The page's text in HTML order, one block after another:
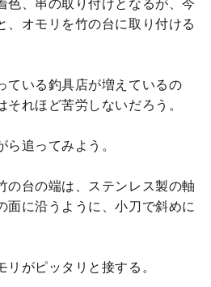
色、串の取り付けとなるが、今
、オモリを竹の台に取り付ける
ている釣具店が増えているの
それほど苦労しないだろう。
追ってみよう。
の台の端は、ステンレス製の軸
面に沿うように、小刀で斜めに
がピッタリと接する。